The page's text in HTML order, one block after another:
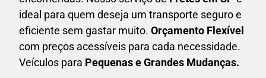
ideal para quem deseja um transporte seguro e
eficiente sem gastar muito. Orçamento Flexível
com preços acessíveis para cada necessidade.
Veículos para Pequenas e Grandes Mudanças.